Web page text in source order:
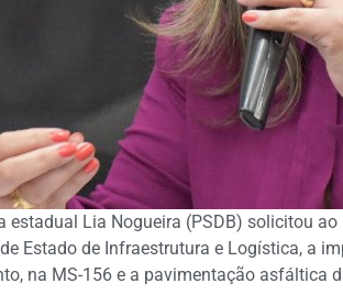
estadual Lia Nogueira (PSDB) solicitou
Estado de Infraestrutura e Logística, a
na MS-156 e a pavimentação asfáltica